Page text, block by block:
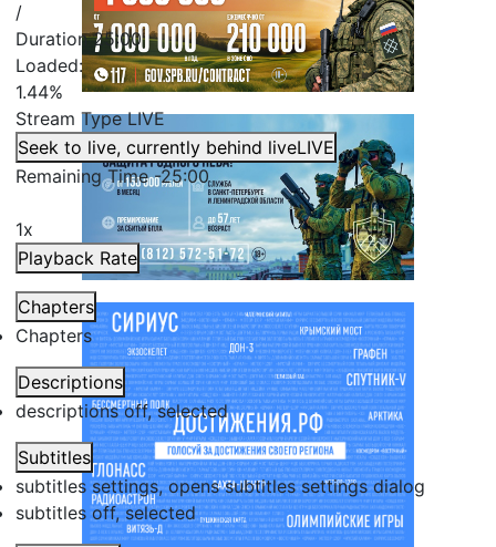
/
Duration25:00
Loaded:
1.44%
Stream TypeLIVE
Seek to live, currently behind liveLIVE
Remaining Time-25:00
1x
Playback Rate
Chapters
Chapters
Descriptions
descriptions off, selected
Subtitles
subtitles settings, opens subtitles settings dialog
subtitles off, selected